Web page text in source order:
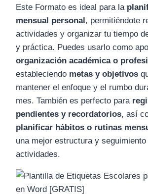
Este Formato es ideal para la
mensual personal, permitiéndote
actividades y organizar tu tiempo
y práctica. Puedes usarlo como
organización académica o
estableciendo metas y objetivos
mantener el enfoque y el rumbo
mes. También es perfecto para
pendientes y recordatorios, así
planificar hábitos o rutinas
una mejor estructura y seguimiento
actividades.